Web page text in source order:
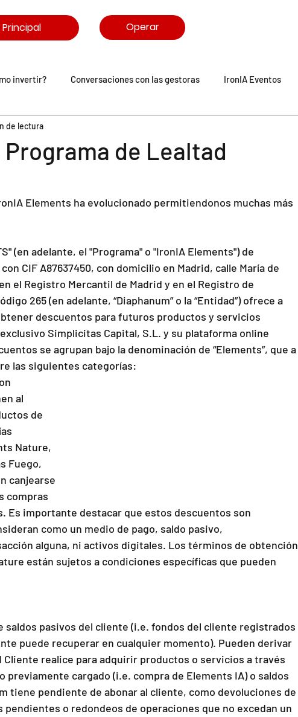
Operar
invertir? Conversaciones con las gestoras IronIA Eventos
Comunidad IronIA
de Lealtad
de lectura
Elements ha evolucionado permitiendonos muchas más
(en adelante, el "Programa" o "IronIA Elements") de
CIF A87637450, con domicilio en Madrid, calle María de
el Registro Mercantil de Madrid y en el Registro de
265 (en adelante, “Diaphanum” o la “Entidad”) ofrece a
descuentos para futuros productos y servicios
Simplicitas Capital, S.L. y su plataforma online
se agrupan bajo la denominación de “Elements”, que a
las siguientes categorías:
al
de
Nature,
Fuego,
canjearse
compras
Es importante destacar que estos descuentos son
como un medio de pago, saldo pasivo,
alguna, ni activos digitales. Los términos de obtención
están sujetos a condiciones específicas que pueden
puede recuperar en cualquier momento). Pueden derivar
Cliente realice para adquirir productos o servicios a través
previamente cargado (i.e. compra de Elements IA) o saldos
tiene pendiente de abonar al cliente, como devoluciones de
o redondeos de operaciones que no excedan un